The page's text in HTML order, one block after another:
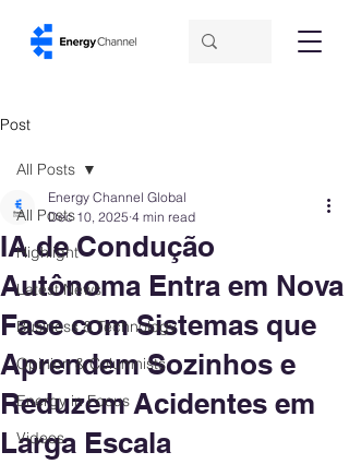
Post
All Posts
Highlight
Latest News
Business & Technology
Opinion & Columnists
Energy in Focus
Videos
All Posts
IA de Condução
Autônoma Entra em Nova
Fase com Sistemas que
Aprendem Sozinhos e
Reduzem Acidentes em
Larga Escala
Energy Channel Global
Dec 10, 2025 4 min read